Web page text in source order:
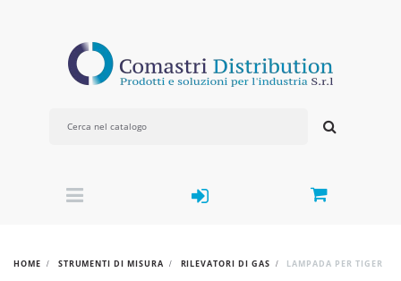
HOME STRUMENTI DI MISURA RILEVATORI DI GAS LAMPADA PER TIGER